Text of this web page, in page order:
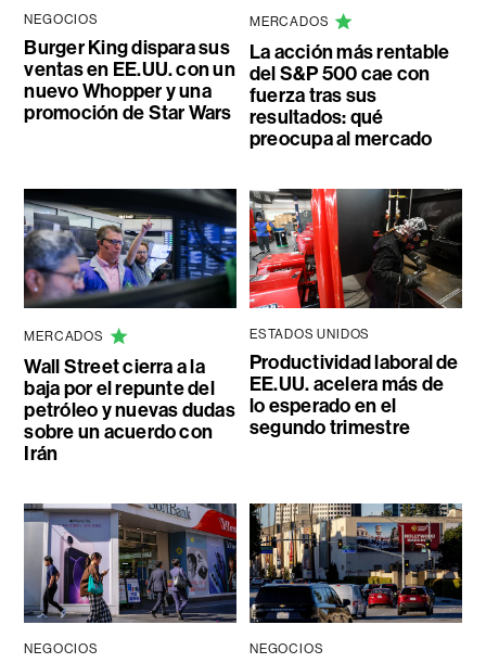
NEGOCIOS
Burger King dispara sus
ventas en EE.UU. con un
nuevo Whopper y una
promoción de Star Wars
MERCADOS
La acción más rentable
del S&P 500 cae con
fuerza tras sus
resultados: qué
preocupa al mercado
MERCADOS
Wall Street cierra a la
baja por el repunte del
petróleo y nuevas dudas
sobre un acuerdo con
Irán
ESTADOS UNIDOS
Productividad laboral de
EE.UU. acelera más de
lo esperado en el
segundo trimestre
NEGOCIOS NEGOCIOS